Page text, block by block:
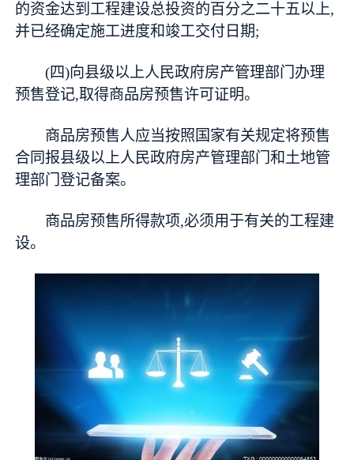
的资金达到工程建设总投资的百分之二十五以上,
并已经确定施工进度和竣工交付日期;
(四)向县级以上人民政府房产管理部门办理
预售登记,取得商品房预售许可证明。
商品房预售人应当按照国家有关规定将预售
合同报县级以上人民政府房产管理部门和土地管
理部门登记备案。
商品房预售所得款项,必须用于有关的工程建
设。